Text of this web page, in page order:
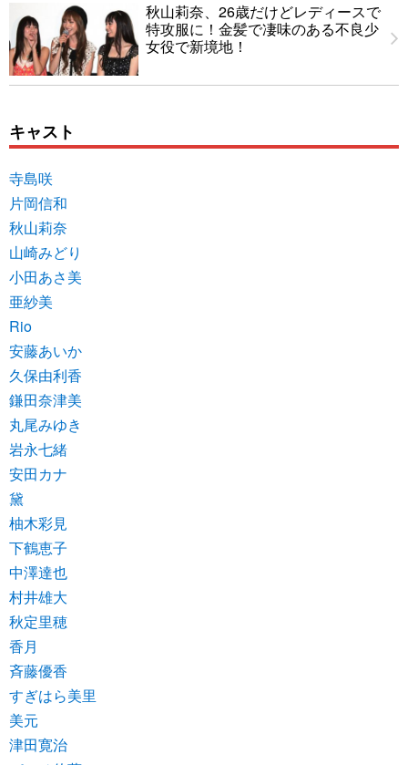
秋山莉奈、26歳だけどレディースで
特攻服に！金髪で凄味のある不良少
女役で新境地！
キャスト
寺島咲
片岡信和
秋山莉奈
山崎みどり
小田あさ美
亜紗美
Rio
安藤あいか
久保由利香
鎌田奈津美
丸尾みゆき
岩永七緒
安田カナ
黛
柚木彩見
下鶴恵子
中澤達也
村井雄大
秋定里穂
香月
斉藤優香
すぎはら美里
美元
津田寛治